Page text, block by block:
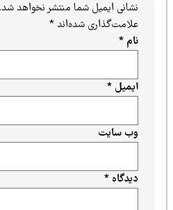
نشانی ایمیل شما منتشر نخواهد شد.
علامت‌گذاری شده‌اند*
دیدگاه*
ایمیل*
وب‌ سایت